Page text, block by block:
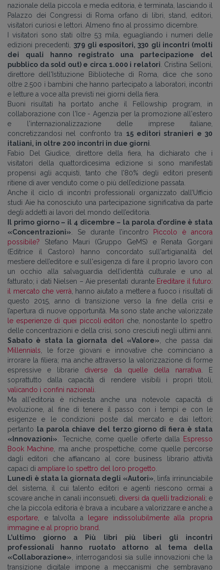
nazionale della piccola e media editoria, è terminata, lasciando il
Palazzo dei Congressi di Roma orfano di libri, stand, editori,
visitatori curiosi e lettori. Almeno fino al prossimo dicembre.
I visitatori sono stati oltre 53 mila, eguagliando i numeri delle
edizioni precedenti, 379 gli espositori, 330 gli incontri (molti
dei quali hanno registrato una partecipazione del
pubblico da sold out) e circa 1.000 i relatori . Cristina Selloni,
direttore dell'Istituzione Biblioteche di Roma, dice che sono
oltre 2.500 i bambini che hanno partecipato a laboratori, incontri
e letture a voce alta previsti nei giorni della fiera.
Buoni risultati ha portato anche il Fellowship program, in
collaborazione con l'Ice - Agenzia per la promozione all'estero
e l'internazionalizzazione delle imprese italiane,
concretizzandosi nel confronto tra 15 editori stranieri e 30
italiani, in oltre 200 incontri in due giorni
Fabio Del Giudice, direttore della fiera, ha dichiarato che i
visitatori della quattordicesima edizione si sono manifestati
propensi agli acquisti, tanto che l’80% degli editori presenti
ritiene di aver venduto come o più dell’edizione passata.
Anche il ciclo di incontri professionali organizzato dall’Ufficio
studi Aie ha conosciuto una partecipazione significativa da parte
degli addetti ai lavori del mondo dell’editoria.
Il primo giorno – il 4 dicembre – la parola d’ordine è stata
«Concentrazioni» . Se durante l’incontro
Piccolo è ancora
possibile? Stefano Mauri (Gruppo GeMS) e Renata Gorgani
(Editrice il Castoro) hanno concordato sull'artigianalità del
mestiere dell’editore e sull'esigenza di fare il proprio lavoro con
un occhio alla salvaguardia dell’identità culturale e uno al
fatturato; i dati Nielsen – Aie presentati durante Ereditare il futuro:
il mercato che verrà , hanno aiutato a mettere a fuoco i risultati di
questo 2015, anno di transizione verso la fine della crisi e
l’apertura di nuove opportunità. Ma sono state anche valorizzate
le esperienze di quei piccoli editori che, nonostante lo spettro
delle concentrazioni e della crisi, sono cresciuti negli ultimi anni.
Sabato è stata la giornata del «Valore» , che passa dai
Millennials , le forze giovani e innovative che cominciano a
irrorare la filiera; ma anche attraverso la valorizzazione di forme
espressive e librarie diverse da quelle della narrativa . E
soprattutto dalla capacità di rendere visibili i propri titoli,
valicando i confini nazionali
Ma all'editoria è richiesta anche una notevole capacità di
evoluzione, al fine di tenere il passo con i tempi e con le
esigenze e le condizioni poste dal mercato e dai lettori;
pertanto
la parola chiave del terzo giorno di fiera è stata
«Innovazioni» . Tecniche, come quelle offerte dalla
Espresso
Book Machine , ma anche prospettiche, come quelle percorse
dagli editori che affiancano al core business librario attività
capaci di ampliare lo spettro del loro progetto
Lunedì è stata la giornata degli «Autori» , linfa irrinunciabile
del sistema, il cui talento editori e agenti riescono ormai a
scovare anche in canali inconsueti, diversi da quelli tradizionali; e
che la piccola editoria è brava a incubare a valorizzare e anche a
esportare , e talvolta a
legare indissolubilmente alla propria
immagine e al proprio brand
L’ultimo giorno a Più libri più liberi gli incontri
professionali hanno ruotato attorno al tema della
«Collaborazione» , interrogandosi sia sulle innovazioni che la
transizione digitale impone a meccanismi che sembravano